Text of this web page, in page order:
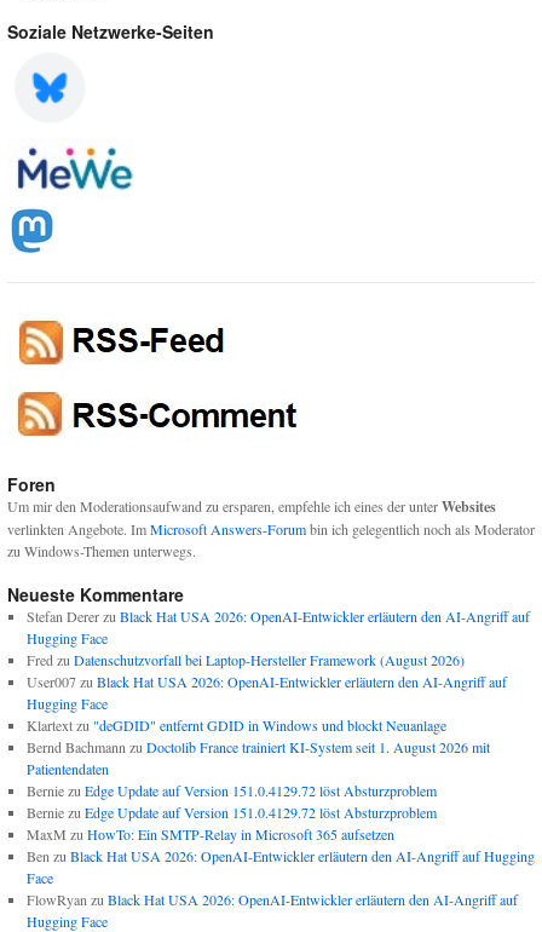
Soziale Netzwerke-Seiten
Foren
Um mir den Moderationsaufwand zu ersparen, empfehle ich eines der unterWebsites
verlinkten Angebote. ImMicrosoft Answers-Forumbin ich gelegentlich noch als Moderator
zu Windows-Themen unterwegs.
Neueste Kommentare
Stefan DererzuBlack Hat USA 2026: OpenAI-Entwickler erläutern den AI-Angriff auf
Hugging Face
FredzuDatenschutzvorfall bei Laptop-Hersteller Framework (August 2026)
User007zuBlack Hat USA 2026: OpenAI-Entwickler erläutern den AI-Angriff auf
Hugging Face
Klartextzu "deGDID" entfernt GDID in Windows und blockt Neuanlage
Bernd BachmannzuDoctolib France trainiert KI-System seit 1. August 2026 mit
Patientendaten
BerniezuEdge Update auf Version 151.0.4129.72 löst Absturzproblem
BerniezuEdge Update auf Version 151.0.4129.72 löst Absturzproblem
MaxM zuHowTo: Ein SMTP-Relay in Microsoft 365 aufsetzen
BenzuBlack Hat USA 2026: OpenAI-Entwickler erläutern den AI-Angriff auf Hugging
Face
FlowRyanzuBlack Hat USA 2026: OpenAI-Entwickler erläutern den AI-Angriff auf
Hugging Face